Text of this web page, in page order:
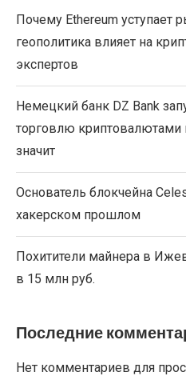
Почему Ethereum уступает
геополитика влияет на
экспертов
Немецкий банк DZ Bank
торговлю криптовалютами
значит
Основатель блокчейна
хакерском прошлом
Похитители майнера в
в 15 млн руб.
Последние
Нет комментариев для